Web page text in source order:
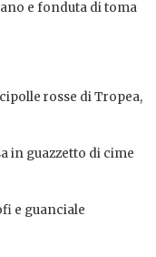
e fonduta di toma
rosse di Tropea,
in guazzetto di cime
e guanciale